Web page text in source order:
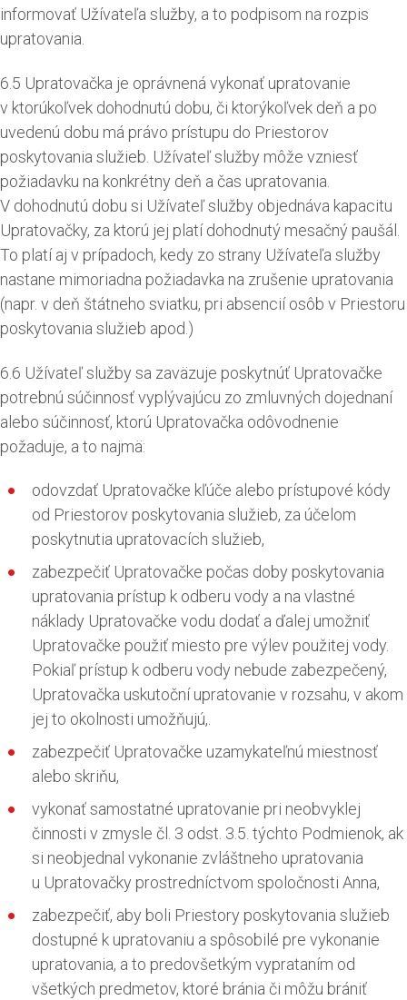
informovať Užívateľa služby, a to podpisom na rozpis
upratovania.
6.5 Upratovačka je oprávnená vykonať upratovanie
v ktorúkoľvek dohodnutú dobu, či ktorýkoľvek deň a po
uvedenú dobu má právo prístupu do Priestorov
poskytovania služieb. Užívateľ služby môže vzniesť
požiadavku na konkrétny deň a čas upratovania.
V dohodnutú dobu si Užívateľ služby objednáva kapacitu
Upratovačky, za ktorú jej platí dohodnutý mesačný paušál.
To platí aj v prípadoch, kedy zo strany Užívateľa služby
nastane mimoriadna požiadavka na zrušenie upratovania
(napr. v deň štátneho sviatku, pri absencií osôb v Priestoru
poskytovania služieb apod.)
6.6 Užívateľ služby sa zaväzuje poskytnúť Upratovačke
potrebnú súčinnosť vyplývajúcu zo zmluvných dojednaní
alebo súčinnosť, ktorú Upratovačka odôvodnenie
požaduje, a to najmä:
odovzdať Upratovačke kľúče alebo prístupové kódy
od Priestorov poskytovania služieb, za účelom
poskytnutia upratovacích služieb,
zabezpečiť Upratovačke počas doby poskytovania
upratovania prístup k odberu vody a na vlastné
náklady Upratovačke vodu dodať a ďalej umožniť
Upratovačke použiť miesto pre výlev použitej vody.
Pokiaľ prístup k odberu vody nebude zabezpečený,
Upratovačka uskutoční upratovanie v rozsahu, v akom
jej to okolnosti umožňujú,.
zabezpečiť Upratovačke uzamykateľnú miestnosť
alebo skriňu,
vykonať samostatné upratovanie pri neobvyklej
činnosti v zmysle čl. 3 odst. 3.5. týchto Podmienok, ak
si neobjednal vykonanie zvláštneho upratovania
u Upratovačky prostredníctvom spoločnosti Anna,
zabezpečiť, aby boli Priestory poskytovania služieb
dostupné k upratovaniu a spôsobilé pre vykonanie
upratovania, a to predovšetkým vyprataním od
všetkých predmetov, ktoré bránia či môžu brániť